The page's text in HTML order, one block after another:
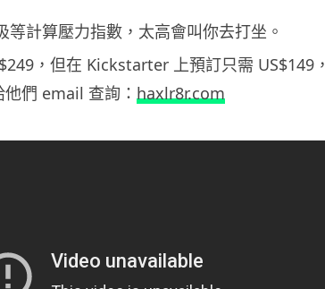
計算壓力指數，太高會叫你去打坐。
，但在 Kickstarter 上預訂只需 US$149，
們 email 查詢： haxlr8r.com